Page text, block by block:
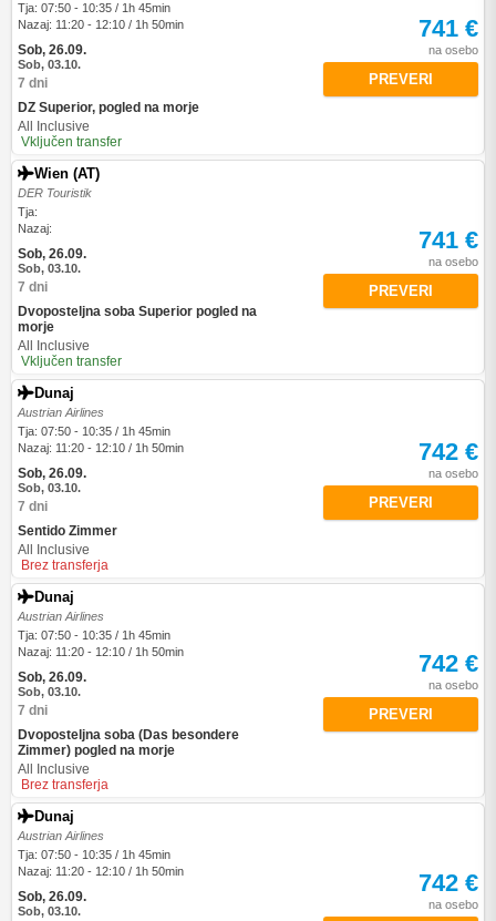
Tja: 07:50 - 10:35 / 1h 45min
Nazaj: 11:20 - 12:10 / 1h 50min
Sob, 26.09.
Sob, 03.10.
7 dni
DZ Superior, pogled na morje
All Inclusive
Vključen transfer
741 €
na osebo
PREVERI
Wien (AT)
DER Touristik
Tja:
Nazaj:
Sob, 26.09.
Sob, 03.10.
7 dni
Dvoposteljna soba Superior pogled na
morje
All Inclusive
Vključen transfer
741 €
na osebo
PREVERI
Dunaj
Austrian Airlines
Tja: 07:50 - 10:35 / 1h 45min
Nazaj: 11:20 - 12:10 / 1h 50min
Sob, 26.09.
Sob, 03.10.
7 dni
Sentido Zimmer
All Inclusive
Brez transferja
742 €
na osebo
PREVERI
Dunaj
Austrian Airlines
Tja: 07:50 - 10:35 / 1h 45min
Nazaj: 11:20 - 12:10 / 1h 50min
Sob, 26.09.
Sob, 03.10.
7 dni
Dvoposteljna soba (Das besondere
Zimmer) pogled na morje
All Inclusive
Brez transferja
742 €
na osebo
PREVERI
Dunaj
Austrian Airlines
Tja: 07:50 - 10:35 / 1h 45min
Nazaj: 11:20 - 12:10 / 1h 50min
Sob, 26.09.
Sob, 03.10.
742 €
na osebo